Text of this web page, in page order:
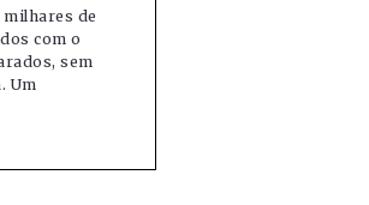
milhares de
com o
sem
Um